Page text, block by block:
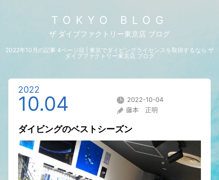
TOKYO BLOG
ザ ダイブファクトリー東京店 ブログ
2022年10月の記事 4ページ目 | 東京でダイビングライセンスを取得するなら ザ
ダイブファクトリー東京店 ブログ
2022
10.04
2022-10-04
藤本 正明
ダイビングのベストシーズン